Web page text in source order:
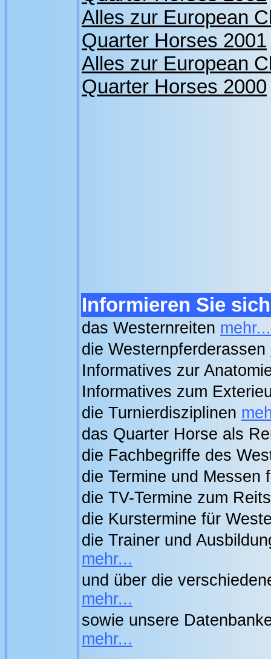
Alles zur European
Quarter Horses 2001
Alles zur European
Quarter Horses 2000
Informieren Sie
das Westernreiten mehr...
die Westernpferderassen
Informatives zur
Informatives zum
die Turnierdisziplinen
das Quarter Horse als
die Fachbegriffe des
die Termine und
die TV-Termine zum
die Kurstermine für
die Trainer und
mehr...
und über die
mehr...
sowie unsere
mehr...